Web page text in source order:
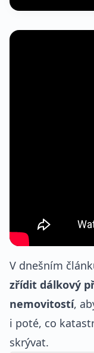
V dnešním
zřídit dálkový
nemovitostí,
i poté, co
skrývat.